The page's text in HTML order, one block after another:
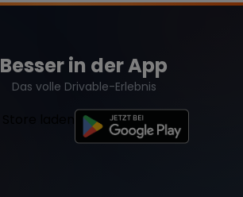
Besser in der App
Das volle Drivable-Erlebnis